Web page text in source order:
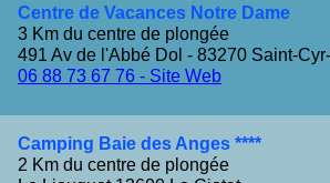
Centre de Vacances Notre Dame
3 Km du centre de plongée
491 Av de l'Abbé Dol - 83270 Saint-
06 88 73 67 76 - Site Web
Camping Baie des Anges ****
2 Km du centre de plongée